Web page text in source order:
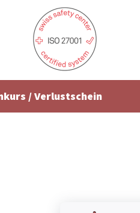
/ Verlustschein